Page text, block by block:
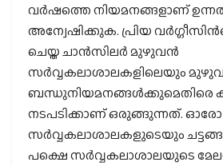
വര്‍ഷത്തെ നിയമനങ്ങളാണ്
അന്വേഷിക്കുക. പ്രിയ
ചെയ്ത ചാന്‍സിലര്‍ മുഴുവന്‍
സര്‍വ്വകലാശാലകളിലെയും
ബന്ധുനിയമനങ്ങള്‍ക്കുമെതിരെ
നടപടിക്കാണ് ഒരുങ്ങുന്നത്. ഓരോ
സര്‍വ്വകലാശാലകളുടെയും
പക്ഷെ സര്‍വ്വകലാശാലയുടെ